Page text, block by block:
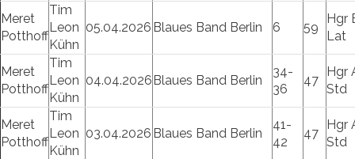
Meret
Potthoff
Tim
Leon
Kühn
05.04.2026 Blaues Band Berlin 6 59
Hgr
Lat
Meret
Potthoff
Tim
Leon
Kühn
04.04.2026Blaues Band Berlin
34-
36
47
Hgr
Std
Meret
Potthoff
Tim
Leon
Kühn
03.04.2026 Blaues Band Berlin
41-
42
47
Hgr
Std